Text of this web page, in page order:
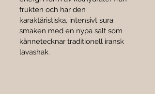
frukten och har den
karaktäristiska, intensivt sura
smaken med en nypa salt som
kännetecknar traditionell iransk
lavashak.